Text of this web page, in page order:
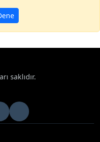
saklıdır.